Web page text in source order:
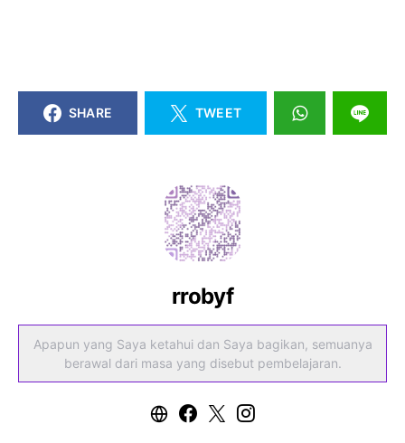
SHARE TWEET
rrobyf
Apapun yang Saya ketahui dan Saya bagikan, semuanya
berawal dari masa yang disebut pembelajaran.